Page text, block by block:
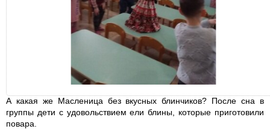
А какая же Масленица без вкусных блинчиков? После сна в
группы дети с удовольствием ели блины, которые приготовили
повара.